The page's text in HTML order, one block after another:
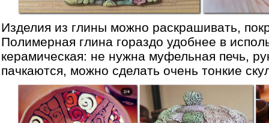
Изделия из глины можно раскрашивать,
Полимерная глина гораздо удобнее в
керамическая: не нужна муфельная печь,
пачкаются, можно сделать очень тонкие